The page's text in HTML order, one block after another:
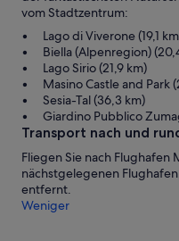
vom Stadtzentrum:
Lago di Viverone (19,1
Biella (Alpenregion)
Lago Sirio (21,9 km)
Masino Castle and Park
Sesia-Tal (36,3 km)
Giardino Pubblico
Transport nach und
Fliegen Sie nach Flughafen
nächstgelegenen
entfernt.
Weniger